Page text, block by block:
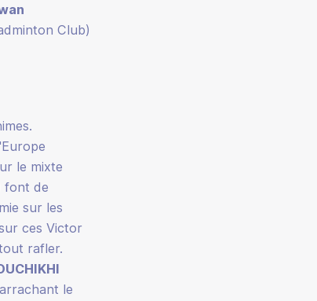
Club)
le mixte
font de
sur les
ces Victor
rafler.
le